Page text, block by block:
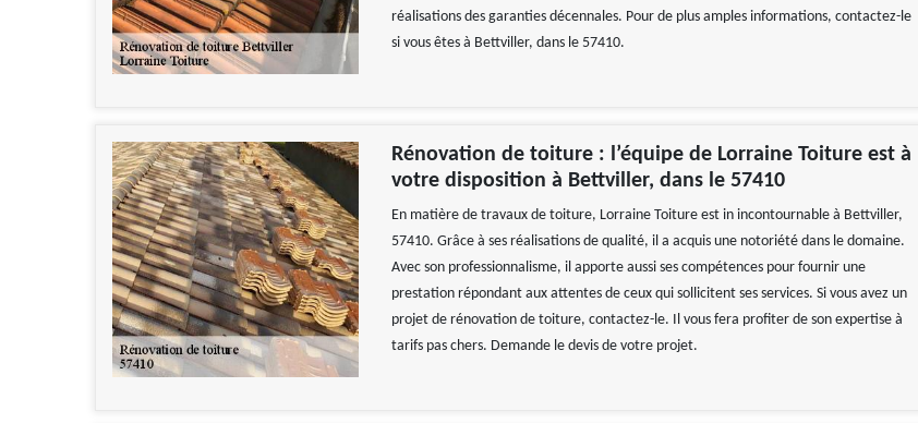
réalisations des garanties décennales. Pour de plus amples informations, contactez-le
si vous êtes à Bettviller, dans le 57410.
Rénovation de toiture : l’équipe de Lorraine Toiture est à
votre disposition à Bettviller, dans le 57410
En matière de travaux de toiture, Lorraine Toiture est in incontournable à Bettviller,
57410. Grâce à ses réalisations de qualité, il a acquis une notoriété dans le domaine.
Avec son professionnalisme, il apporte aussi ses compétences pour fournir une
prestation répondant aux attentes de ceux qui sollicitent ses services. Si vous avez un
projet de rénovation de toiture, contactez-le. Il vous fera profiter de son expertise à
tarifs pas chers. Demande le devis de votre projet.